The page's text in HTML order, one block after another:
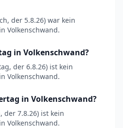
der 5.8.26) war kein
Volkenschwand.
in Volkenschwand?
der 6.8.26) ist kein
Volkenschwand.
in Volkenschwand?
der 7.8.26) ist kein
Volkenschwand.